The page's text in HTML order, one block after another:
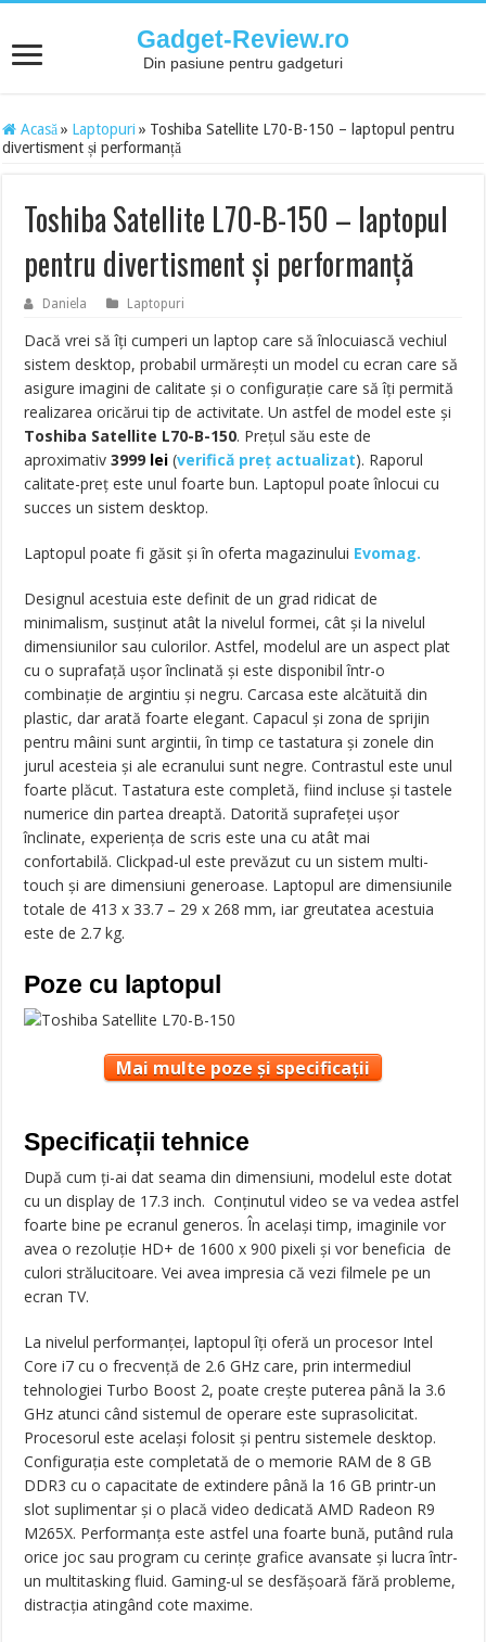
Gadget-Review.ro
Din pasiune pentru gadgeturi
Acasă » Laptopuri » Toshiba Satellite L70-B-150 – laptopul pentru
divertisment și performanță
Toshiba Satellite L70-B-150 – laptopul
pentru divertisment și performanță
Daniela Laptopuri
Dacă vrei să îți cumperi un laptop care să înlocuiască vechiul
sistem desktop, probabil urmărești un model cu ecran care să
asigure imagini de calitate și o configurație care să îți permită
realizarea oricărui tip de activitate. Un astfel de model este și
Toshiba Satellite L70-B-150. Prețul său este de
aproximativ 3999 lei (verifică preț actualizat). Raporul
calitate-preț este unul foarte bun. Laptopul poate înlocui cu
succes un sistem desktop.
Laptopul poate fi găsit și în oferta magazinului Evomag.
Designul acestuia este definit de un grad ridicat de
minimalism, susținut atât la nivelul formei, cât și la nivelul
dimensiunilor sau culorilor. Astfel, modelul are un aspect plat
cu o suprafață ușor înclinată și este disponibil într-o
combinație de argintiu și negru. Carcasa este alcătuită din
plastic, dar arată foarte elegant. Capacul și zona de sprijin
pentru mâini sunt argintii, în timp ce tastatura și zonele din
jurul acesteia și ale ecranului sunt negre. Contrastul este unul
foarte plăcut. Tastatura este completă, fiind incluse și tastele
numerice din partea dreaptă. Datorită suprafeței ușor
înclinate, experiența de scris este una cu atât mai
confortabilă. Clickpad-ul este prevăzut cu un sistem multi-
touch și are dimensiuni generoase. Laptopul are dimensiunile
totale de 413 x 33.7 – 29 x 268 mm, iar greutatea acestuia
este de 2.7 kg.
Poze cu laptopul
Mai multe poze și specificații
Specificații tehnice
După cum ți-ai dat seama din dimensiuni, modelul este dotat
cu un display de 17.3 inch. Conținutul video se va vedea astfel
foarte bine pe ecranul generos. În același timp, imaginile vor
avea o rezoluție HD+ de 1600 x 900 pixeli și vor beneficia de
culori strălucitoare. Vei avea impresia că vezi filmele pe un
ecran TV.
La nivelul performanței, laptopul îți oferă un procesor Intel
Core i7 cu o frecvență de 2.6 GHz care, prin intermediul
tehnologiei Turbo Boost 2, poate crește puterea până la 3.6
GHz atunci când sistemul de operare este suprasolicitat.
Procesorul este același folosit și pentru sistemele desktop.
Configurația este completată de o memorie RAM de 8 GB
DDR3 cu o capacitate de extindere până la 16 GB printr-un
slot suplimentar și o placă video dedicată AMD Radeon R9
M265X. Performanța este astfel una foarte bună, putând rula
orice joc sau program cu cerințe grafice avansate și lucra într-
un multitasking fluid. Gaming-ul se desfășoară fără probleme,
distracția atingând cote maxime.